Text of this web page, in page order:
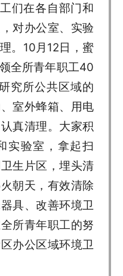
们在各自部门和
对办公室、实验
。10月12日，蜜
全所青年职工40
究所公共区域的
室外蜂箱、用电
真清理。大家积
实验室，拿起扫
生片区，埋头清
朝天，有效清除
具、改善环境卫
所青年职工的努
办公区域环境卫